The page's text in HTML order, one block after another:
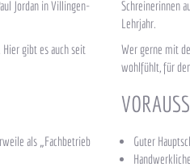
Jordan in Villingen-
gibt es auch seit
als „Fachbetrieb
Schreinerinnen
Lehrjahr.
Wer gerne mit
wohlfühlt, für
Guter